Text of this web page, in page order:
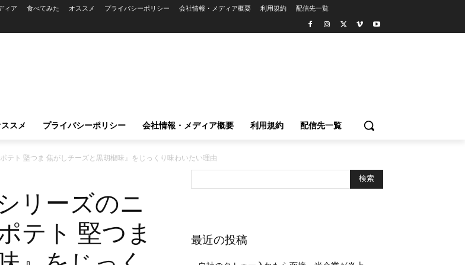
ィア 食べてみた オススメ プライバシーポリシー 会社情報・メディア概要 利用規約 配信先一覧
スメ プライバシーポリシー 会社情報・メディア概要 利用規約 配信先一覧
テト 堅つま 焦がしチーズと黒胡椒味』をじっくり味わいたい理由
リーズのニ
テト 堅つま
最近の投稿